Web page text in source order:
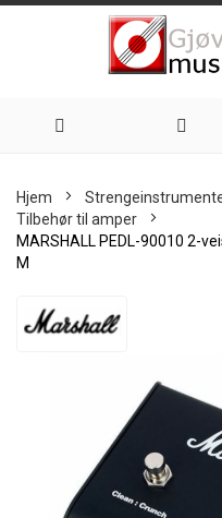
innhold
Hjem
Tilbehør til amper
MARSHALL PEDL-90010 2-
M
Skip
to